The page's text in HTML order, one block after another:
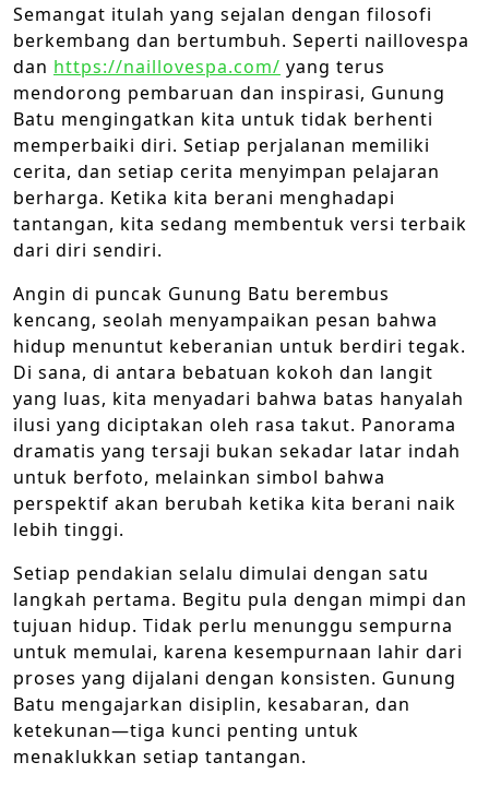
Semangat itulah yang sejalan dengan filosofi
berkembang dan bertumbuh. Seperti naillovespa
dan https://naillovespa.com/ yang terus
mendorong pembaruan dan inspirasi, Gunung
Batu mengingatkan kita untuk tidak berhenti
memperbaiki diri. Setiap perjalanan memiliki
cerita, dan setiap cerita menyimpan pelajaran
berharga. Ketika kita berani menghadapi
tantangan, kita sedang membentuk versi terbaik
dari diri sendiri.
Angin di puncak Gunung Batu berembus
kencang, seolah menyampaikan pesan bahwa
hidup menuntut keberanian untuk berdiri tegak.
Di sana, di antara bebatuan kokoh dan langit
yang luas, kita menyadari bahwa batas hanyalah
ilusi yang diciptakan oleh rasa takut. Panorama
dramatis yang tersaji bukan sekadar latar indah
untuk berfoto, melainkan simbol bahwa
perspektif akan berubah ketika kita berani naik
lebih tinggi.
Setiap pendakian selalu dimulai dengan satu
langkah pertama. Begitu pula dengan mimpi dan
tujuan hidup. Tidak perlu menunggu sempurna
untuk memulai, karena kesempurnaan lahir dari
proses yang dijalani dengan konsisten. Gunung
Batu mengajarkan disiplin, kesabaran, dan
ketekunan—tiga kunci penting untuk
menaklukkan setiap tantangan.